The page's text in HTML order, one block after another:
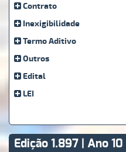
Contrato
Inexigibilidade
Termo Aditivo
Outros
Edital
LEI
Edição 1.897 | Ano 10